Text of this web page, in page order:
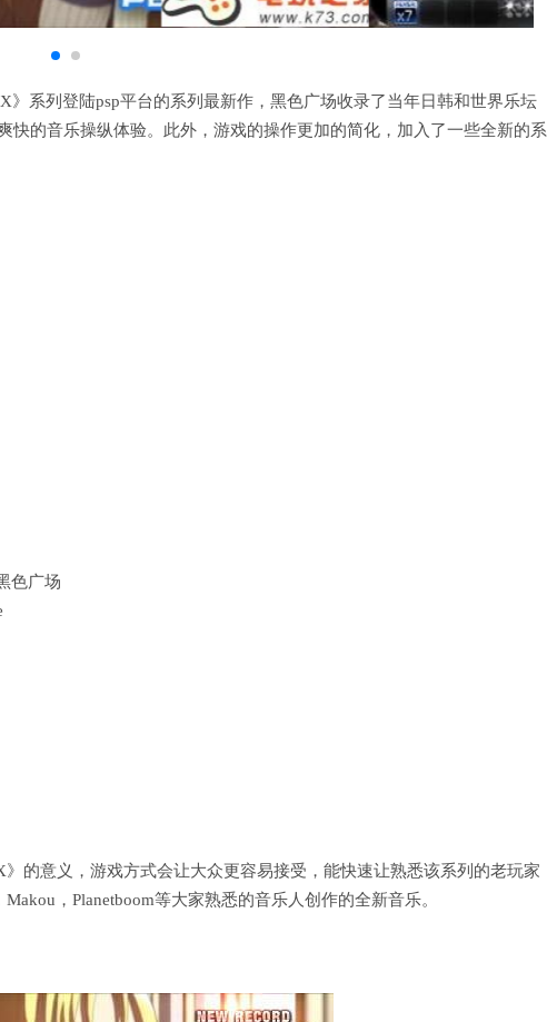
》系列登陆psp平台的系列最新作，黑色广场收录了当年日韩和世界乐坛
的音乐操纵体验。此外，游戏的操作更加的简化，加入了一些全新的系
色广场
意义，游戏方式会让大众更容易接受，能快速让熟悉该系列的老玩家
，Planetboom等大家熟悉的音乐人创作的全新音乐。